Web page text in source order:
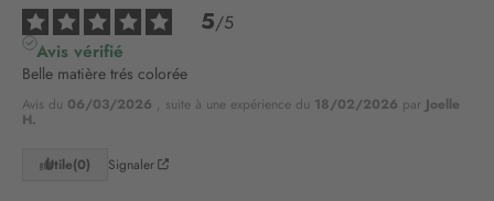
5/5
Avis vérifié
Belle matière trés colorée
Avis du 06/03/2026 , suite à une expérience du 18/02/2026 par Joelle
H.
Utile(0) Signaler
e
t
t
r
e
i